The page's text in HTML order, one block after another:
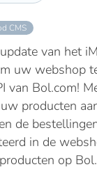
CMS
van het
uw webshop
van Bol.com!
producten
de
in de
op Bol.